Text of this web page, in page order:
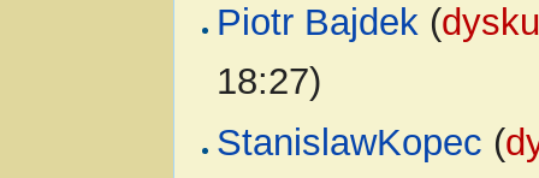
Piotr Bajdek (
18:27)
StanislawKopec (